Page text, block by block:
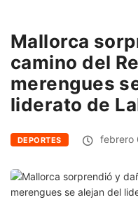
Mallorca
camino del
merengues
liderato de
DEPORTES febrero